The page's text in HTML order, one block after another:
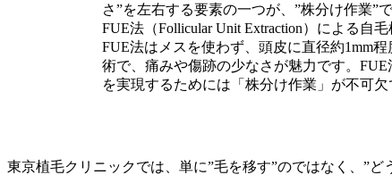
さ”を左右する要素の一つが、”株分け作業”で
FUE法（Follicular Unit Extraction）による自
FUE法はメスを使わず、頭皮に直径約1mm
術で、痛みや傷跡の少なさが魅力です。
を実現するためには「株分け作業」が不可欠
東京植毛クリニックでは、単に”毛を移す”のではなく、”